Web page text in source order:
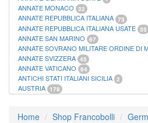
ANNATE MONACO 32
ANNATE REPUBBLICA ITALIANA 73
ANNATE REPUBBLICA ITALIANA USATE 35
ANNATE SAN MARINO 67
ANNATE SOVRANO MILITARE ORDINE DI
ANNATE SVIZZERA 45
ANNATE VATICANO 64
ANTICHI STATI ITALIANI SICILIA 2
AUSTRIA 178
CASTELROSSO 10
Home Shop Francobolli